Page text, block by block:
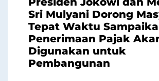
Sri Mulyani Dorong
Tepat Waktu
Penerimaan Pajak
Digunakan untuk
Pembangunan